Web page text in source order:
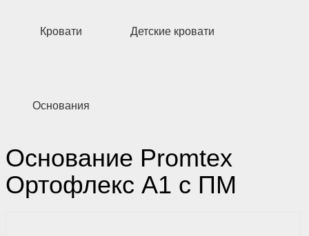
Кровати Детские кровати
Основания
Основание Promtex
Ортофлекс А1 с ПМ